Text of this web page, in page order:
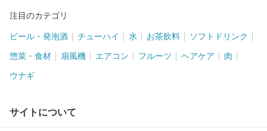
注目のカテゴリ
ビール・発泡酒 チューハイ 水 お茶飲料 ソフトドリンク
惣菜・食材 扇風機 エアコン フルーツ ヘアケア 肉
ウナギ
サイトについて